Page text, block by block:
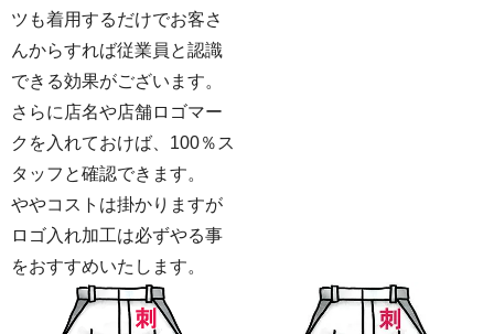
ツも着用するだけでお客さ
んからすれば従業員と認識
できる効果がございます。
さらに店名や店舗ロゴマー
クを入れておけば、100％ス
タッフと確認できます。
ややコストは掛かりますが
ロゴ入れ加工は必ずやる事
をおすすめいたします。